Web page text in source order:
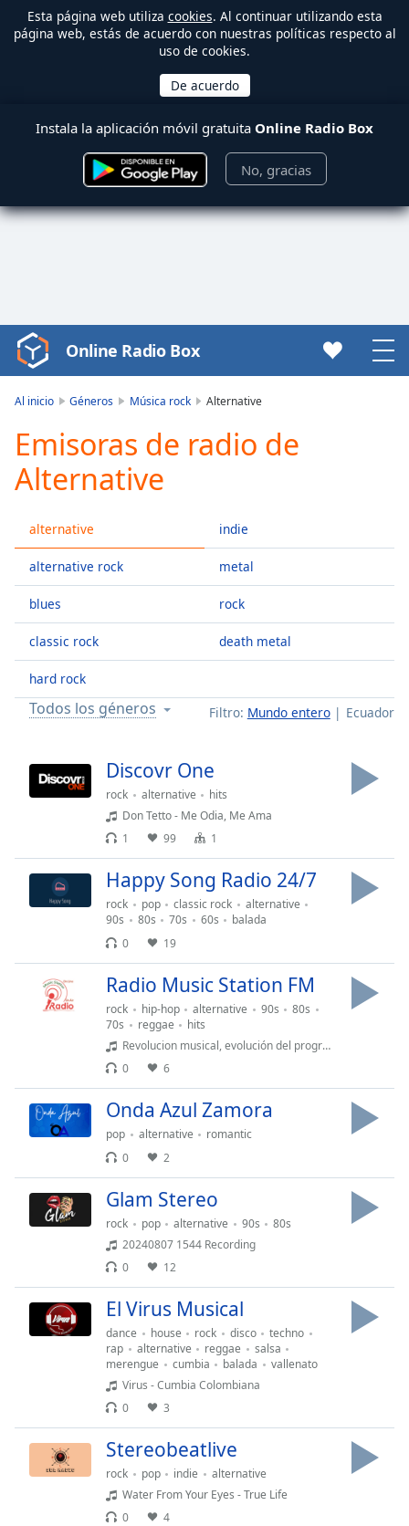
Esta página web utiliza cookies. Al continuar utilizando esta
página web, estás de acuerdo con nuestras políticas respecto al
uso de cookies.
Instala la aplicación móvil gratuita Online Radio Box
No, gracias
Video
Player
Play
Video
Play
Skip
Mute
Current
Time0:00
Duration-:-
Loaded:
0.00%
Stream
TypeLIVE
currently
behind
LIVE
Chapters
descriptions
selected
settings
opens
dialog
subtitles
off,
Picture-
in-
Fullscreen
Online Radio Box
Al inicio Géneros Música rock Alternative
Emisoras de radio de
Alternative
alternative
alternative rock
blues
classic rock
hard rock
indie
metal
rock
death metal
Filtro: Mundo entero Ecuador
Todos los géneros
Discovr One
rock alternative
hits
Don Tetto - Me Odia, Me Ama
1
99 1
Happy Song Radio 24/7
rock pop classic rock
alternative
90s
80s 70s 60s
balada
0
19
Radio Music Station FM
rock hip-hop alternative 90s
80s
70s
reggae
hits
Revolucion musical, evolución del programa
0
6
Onda Azul Zamora
pop alternative
romantic
0
2
Glam Stereo
rock pop alternative 90s
80s
20240807 1544 Recording
0
12
El Virus Musical
dance house rock disco
techno
rap
alternative reggae
salsa
merengue
cumbia balada
vallenato
Virus - Cumbia Colombiana
0
3
Stereobeatlive
rock pop indie
alternative
Water From Your Eyes - True Life
0
4